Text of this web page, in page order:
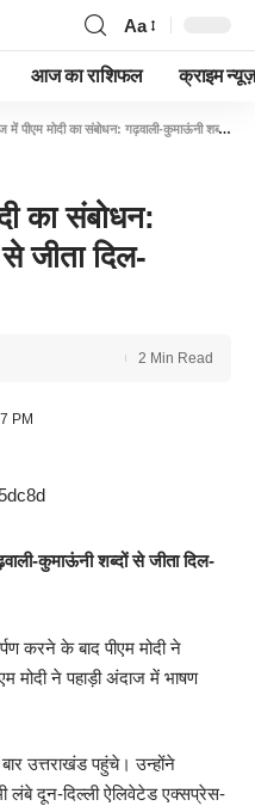
Aa
आज का राशिफल क्राइम न्यूज़
मोदी का संबोधन: गढ़वाली-कुमाऊंनी शब्दों से जीता दिल-Newsnetra
का संबोधन:
जीता दिल-
PM
2 Min Read
कुमाऊंनी शब्दों से जीता दिल-
करने के बाद पीएम मोदी ने
मोदी ने पहाड़ी अंदाज में भाषण
उत्तराखंड पहुंचे। उन्होंने
लंबे दून-दिल्ली ऐलिवेटेड एक्सप्रेस-